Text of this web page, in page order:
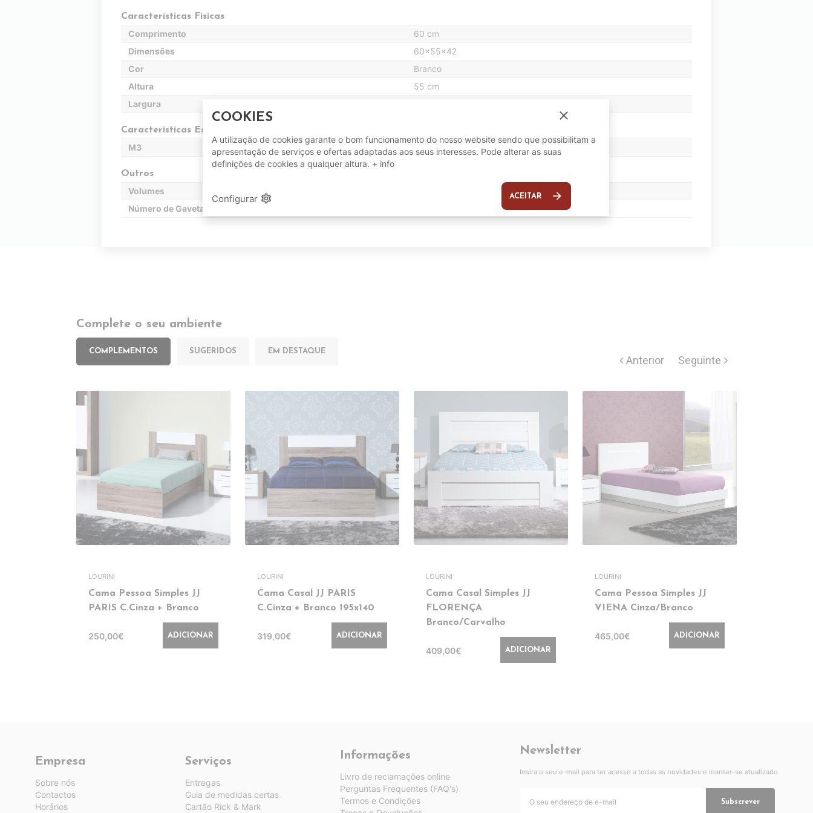
Características Físicas
Comprimento
60 cm
Dimensões
60x55x42
Cor
Branco
Altura
55 cm
Largura
Características Específicas
M3 0.16 m3
Outros
Volumes
Número de Gavetas
Complete o seu ambiente
COMPLEMENTOS SUGERIDOS EM DESTAQUE
LOURINI
Cama Pessoa Simples JJ
PARIS C.Cinza + Branco
250,00€ ADICIONAR
LOURINI
Cama Casal JJ PARIS
C.Cinza + Branco 195x140
319,00€ ADICIONAR
LOURINI
Cama Casal Simples JJ
FLORENÇA
Branco/Carvalho
409,00€ ADICIONAR
LOURINI
Cama Pessoa Simples JJ
VIENA Cinza/Branco
465,00€ ADICIONAR
Empresa
Sobre nós
Contactos
Horários
Serviços
Entregas
Guia de medidas certas
Cartão Rick & Mark
Informações
Livro de reclamações online
Perguntas Frequentes (FAQ's)
Termos e Condições
Newsletter
Insira o seu e-mail para ter acesso a todas as novidades e manter-se atualizado
Subscrever
COOKIES close
A utilização de cookies garante o bom funcionamento do nosso website sendo que possibilitam a
apresentação de serviços e ofertas adaptadas aos seus interesses. Pode alterar as suas
definições de cookies a qualquer altura. + info
Configurar settings ACEITAR arrow_forward